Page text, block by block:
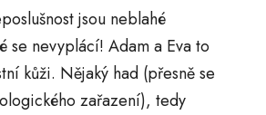
jsou neblahé
se nevyplácí! Adam a Eva to
kůži. Nějaký had (přesně se
zařazení), tedy